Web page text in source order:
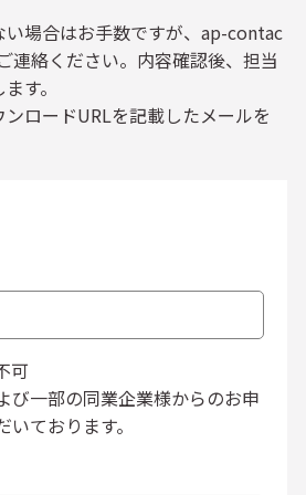
い場合はお手数ですが、ap-contac
絡ください。内容確認後、担当
す。
ロードURLを記載したメールを
可
び一部の同業企業様からのお申
ております。